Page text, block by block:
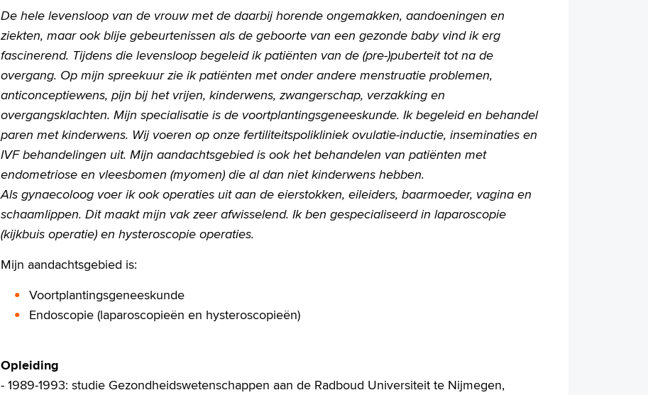
De hele levensloop van de vrouw met de daarbij horende ongemakken, aandoeningen en
ziekten, maar ook blije gebeurtenissen als de geboorte van een gezonde baby vind ik erg
fascinerend. Tijdens die levensloop begeleid ik patiënten van de (pre-)puberteit tot na de
overgang. Op mijn spreekuur zie ik patiënten met onder andere menstruatie problemen,
anticonceptiewens, pijn bij het vrijen, kinderwens, zwangerschap, verzakking en
overgangsklachten. Mijn specialisatie is de voortplantingsgeneeskunde. Ik begeleid en behandel
paren met kinderwens. Wij voeren op onze fertiliteitspolikliniek ovulatie-inductie, inseminaties en
IVF behandelingen uit. Mijn aandachtsgebied is ook het behandelen van patiënten met
endometriose en vleesbomen (myomen) die al dan niet kinderwens hebben.
Als gynaecoloog voer ik ook operaties uit aan de eierstokken, eileiders, baarmoeder, vagina en
schaamlippen. Dit maakt mijn vak zeer afwisselend. Ik ben gespecialiseerd in laparoscopie
(kijkbuis operatie) en hysteroscopie operaties.
Mijn aandachtsgebied is:
Voortplantingsgeneeskunde
Endoscopie (laparoscopieën en hysteroscopieën)
Opleiding
- 1989-1993: studie Gezondheidswetenschappen aan de Radboud Universiteit te Nijmegen,